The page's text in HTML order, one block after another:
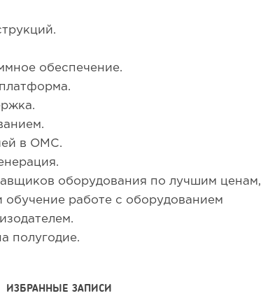
обеспечение.
в ОМС.
оборудования по лучшим ценам,
обучение работе с оборудованием
полугодие.
ИЗБРАННЫЕ ЗАПИСИ